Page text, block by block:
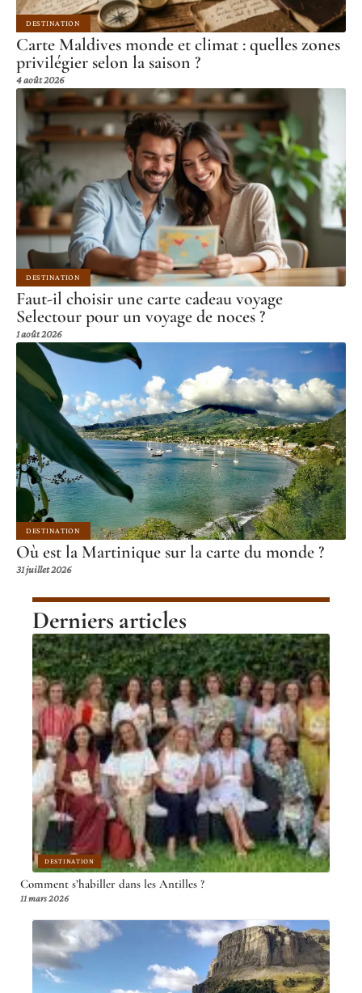
DESTINATION
Carte Maldives monde et climat : quelles zones
privilégier selon la saison ?
4 août 2026
DESTINATION
Faut-il choisir une carte cadeau voyage
Selectour pour un voyage de noces ?
1 août 2026
DESTINATION
Où est la Martinique sur la carte du monde ?
31 juillet 2026
Derniers articles
DESTINATION
Comment s’habiller dans les Antilles ?
11 mars 2026